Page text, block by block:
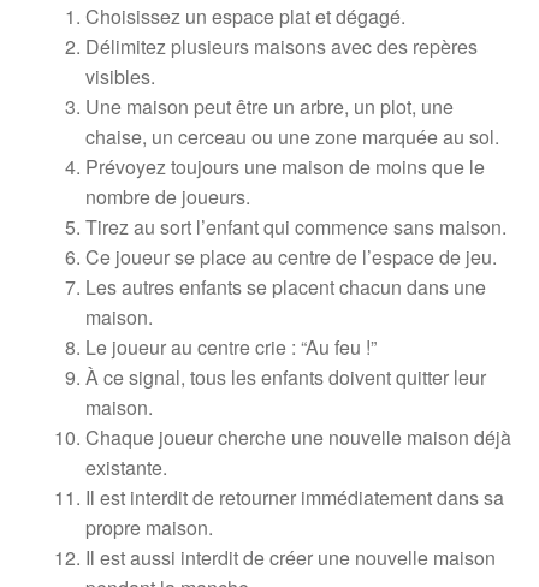
Choisissez un espace plat et dégagé.
Délimitez plusieurs maisons avec des repères
visibles.
Une maison peut être un arbre, un plot, une
chaise, un cerceau ou une zone marquée au sol.
Prévoyez toujours une maison de moins que le
nombre de joueurs.
Tirez au sort l’enfant qui commence sans maison.
Ce joueur se place au centre de l’espace de jeu.
Les autres enfants se placent chacun dans une
maison.
Le joueur au centre crie : “Au feu !”
À ce signal, tous les enfants doivent quitter leur
maison.
Chaque joueur cherche une nouvelle maison déjà
existante.
Il est interdit de retourner immédiatement dans sa
propre maison.
Il est aussi interdit de créer une nouvelle maison